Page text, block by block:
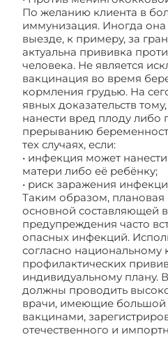
По желанию клиента в
иммунизация. Иногда
выезде, к примеру, за
актуальна прививка
человека. Не является
вакцинация во время
кормления грудью. На
явных доказательств
нанести вред плоду либо
прерыванию
тех случаях, если:
• инфекция может
матери либо её ребёнку;
• риск заражения
Таким образом, плановая
основной составляющей
предупреждения часто
опасных инфекций.
согласно национальному
профилактических
индивидуальному плану.
должны проводить
врачи, имеющие большой
вакцинами,
отечественного и